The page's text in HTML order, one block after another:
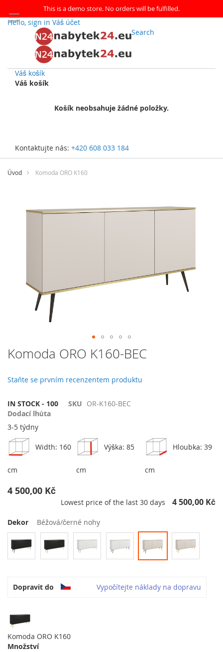
This is a demo store. No orders will be fulfilled.
Hello, sign in Váš účet
Search
Váš košík
Váš košík
Košík neobsahuje žádné položky.
Kontaktujte nás: +420 608 033 184
Přejít
obsah
Úvod Komoda ORO K160
konec
Přeskočit
na
galerie
Komoda ORO K160-BEC
Staňte se prvním recenzentem produktu
IN STOCK - 100 SKU OR-K160-BEC
Dodací lhůta
3-5 týdny
Width: 160
cm
Výška: 85
cm
Hloubka: 39
cm
4 500,00 Kč
Lowest price of the last 30 days 4 500,00 Kč
Dekor Béžová/černé nohy
Dopravit do Vypočítejte náklady na dopravu
Komoda ORO K160
Množství